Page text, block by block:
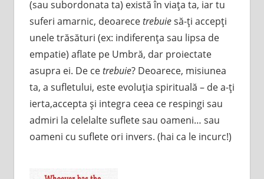
(sau subordonata ta) există în viaţa ta, iar tu
suferi amarnic, deoarecetrebuiesă-ţi accepţi
unele trăsături (ex: indiferenţa sau lipsa de
empatie) aflate pe Umbră, dar proiectate
asupra ei. De cetrebuie? Deoarece, misiunea
ta, a sufletului, este evoluţia spirituală – de a-ţi
ierta,accepta şi integra ceea ce respingi sau
admiri la celelalte suflete sau oameni… sau
oameni cu suflete ori invers. (hai ca le incurc!)